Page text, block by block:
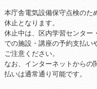
本庁舎電気設備保守点検のた
休止となります。
休止中は、区内学習センター
での施設・講座の予約支払い
ご注意ください。
なお、インターネットからの
払いは通常通り可能です。